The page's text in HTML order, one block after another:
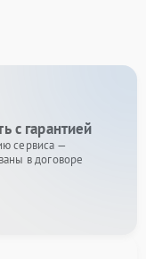
с гарантией
сервиса —
в договоре